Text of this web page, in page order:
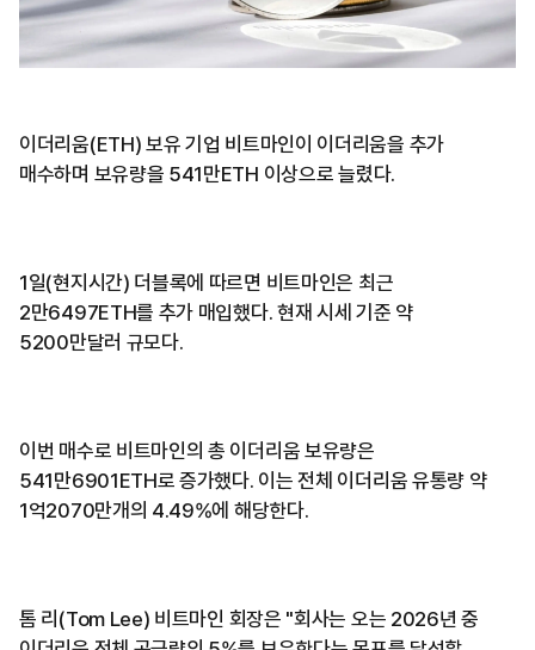
이더리움(ETH) 보유 기업 비트마인이 이더리움을 추가
매수하며 보유량을 541만ETH 이상으로 늘렸다.
1일(현지시간) 더블록에 따르면 비트마인은 최근
2만6497ETH를 추가 매입했다. 현재 시세 기준 약
5200만달러 규모다.
이번 매수로 비트마인의 총 이더리움 보유량은
541만6901ETH로 증가했다. 이는 전체 이더리움 유통량 약
1억2070만개의 4.49%에 해당한다.
톰 리(Tom Lee) 비트마인 회장은 "회사는 오는 2026년 중